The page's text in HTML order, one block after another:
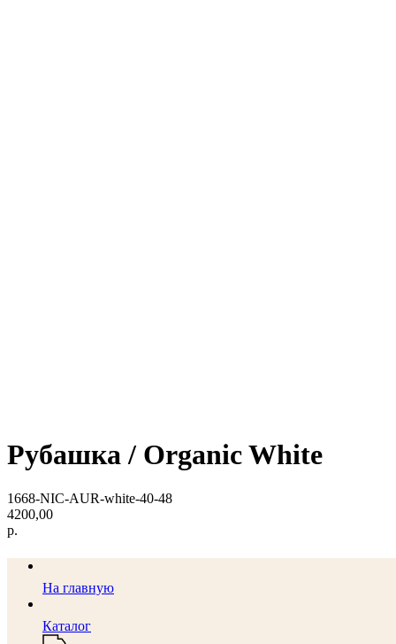
Рубашка / Organic White
1668-NIC-AUR-white-40-48
4200,00
р.
На главную
Каталог